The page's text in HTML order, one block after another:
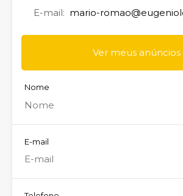
E-mail: mario-
Ver meus anúncios
Nome
E-mail